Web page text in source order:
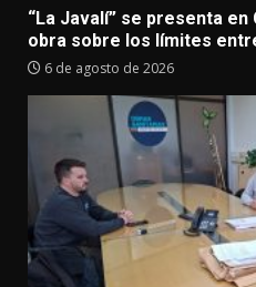
“La Javalí” se presenta
obra sobre los límites
6 de agosto de 2026